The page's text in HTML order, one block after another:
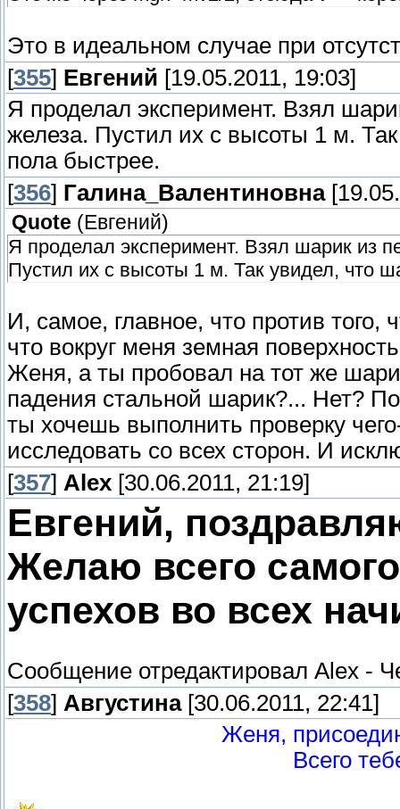
Это в идеальном случае при
[355] Евгений [19.05.2011, 19:03]
Я проделал эксперимент. Взял
железа. Пустил их с высоты 1 м.
пола быстрее.
[356] Галина_Валентиновна
Quote ( Евгений)
Я проделал эксперимент. Взял шарик из
Пустил их с высоты 1 м. Так увидел, что
И, самое, главное, что против
что вокруг меня земная
Женя, а ты пробовал на тот же
падения стальной шарик?... Нет?
ты хочешь выполнить проверку
исследовать со всех сторон. И
[357] Alex [30.06.2011, 21:19]
Евгений,
Желаю всего
успехов во всех
Сообщение отредактировал Alex -
[358] Августина[30.06.2011, 22:41]
Женя,
Всего